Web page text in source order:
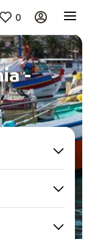
0
-